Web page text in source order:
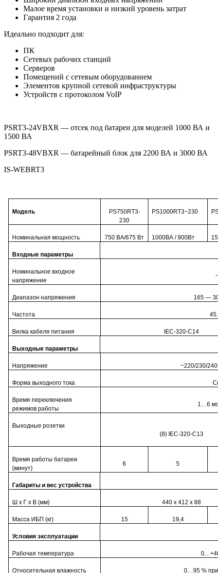
Малое время установки и низкий уровень затрат
Гарантия 2 года
Идеально подходит для:
ПК
Сетевых рабочих станций
Серверов
Помещений с сетевым оборудованием
Элементов крупной сетевой инфраструктуры
Устройств с протоколом VoIP
PSRT3-24VBXR — отсек под батареи для моделей 1000 ВА и
1500 ВА
PSRT3-48VBXR — батарейный блок для 2200 ВА и 3000 ВА
IS-WEBRT3
Модель
PS750RT3-
230
PS1000RT3−230
Номинальная мощность 750 ВА/675 Вт 1000ВА / 900Вт
Входные параметры
Номинальное входное
напряжение
Диапазон напряжения 165 —
Частота
Вилка кабеля питания IEC-320-C14
Выходные параметры
Напряжение ~220/230/
Форма выходного тока
Время переключения
режимов работы
1…6 мс
Выходные розетки
(8) IEC-320-C13
Время работы батареи
(минут)
6 5
Габариты и вес устройства
Ш х Г х В (мм) 440 x 412 x 88
Масса ИБП (кг) 15 19,4
Условия эксплуатации
Рабочая температура
Относительная влажность 0…95 % при